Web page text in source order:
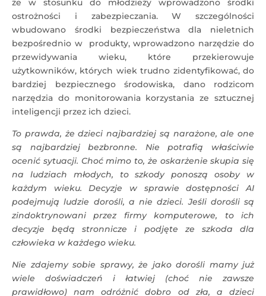
że w stosunku do młodzieży wprowadzono środki
ostrożności i zabezpieczania. W szczególności
wbudowano środki bezpieczeństwa dla nieletnich
bezpośrednio w produkty, wprowadzono narzędzie do
przewidywania wieku, które przekierowuje
użytkowników, których wiek trudno zidentyfikować, do
bardziej bezpiecznego środowiska, dano rodzicom
narzędzia do monitorowania korzystania ze sztucznej
inteligencji przez ich dzieci.
To prawda, że dzieci najbardziej są narażone, ale one
są najbardziej bezbronne. Nie potrafią właściwie
ocenić sytuacji. Choć mimo to, że oskarżenie skupia się
na ludziach młodych, to szkody ponoszą osoby w
każdym wieku. Decyzje w sprawie dostępności AI
podejmują ludzie dorośli, a nie dzieci. Jeśli dorośli są
zindoktrynowani przez firmy komputerowe, to ich
decyzje będą stronnicze i podjęte ze szkoda dla
człowieka w każdego wieku.
Nie zdajemy sobie sprawy, że jako dorośli mamy już
wiele doświadczeń i łatwiej (choć nie zawsze
prawidłowo) nam odróżnić dobro od zła, a dzieci